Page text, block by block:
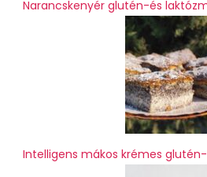
Narancskenyér glutén-és
Intelligens mákos krémes